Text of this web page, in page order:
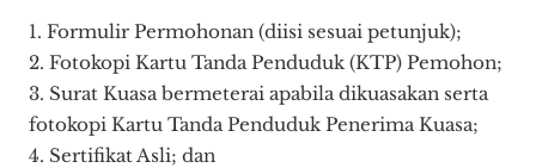
1. Formulir Permohonan (diisi sesuai petunjuk);
2. Fotokopi Kartu Tanda Penduduk (KTP) Pemohon;
3. Surat Kuasa bermeterai apabila dikuasakan serta
fotokopi Kartu Tanda Penduduk Penerima Kuasa;
4. Sertifikat Asli; dan